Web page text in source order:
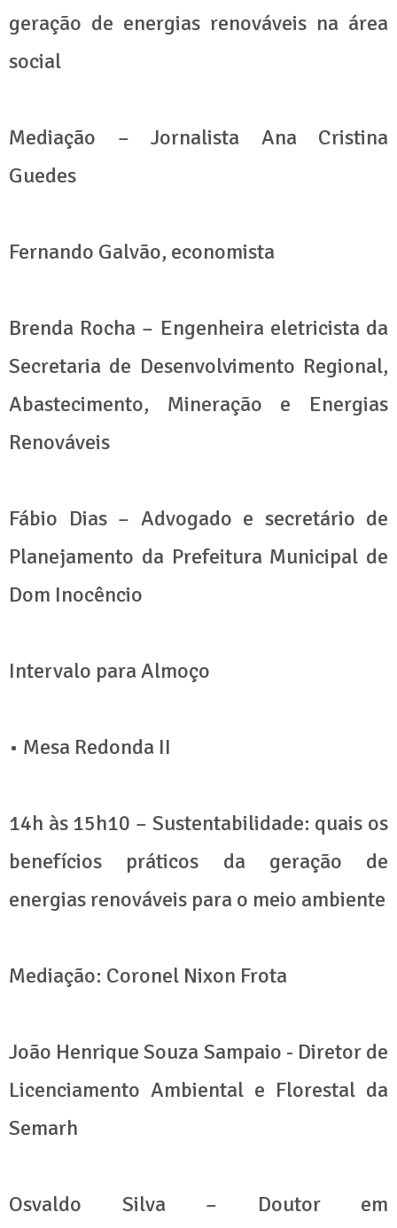
geração de energias renováveis na área
social
Mediação – Jornalista Ana Cristina
Guedes
Fernando Galvão, economista
Brenda Rocha – Engenheira eletricista da
Secretaria de Desenvolvimento Regional,
Abastecimento, Mineração e Energias
Renováveis
Fábio Dias – Advogado e secretário de
Planejamento da Prefeitura Municipal de
Dom Inocêncio
Intervalo para Almoço
• Mesa Redonda II
14h às 15h10 – Sustentabilidade: quais os
benefícios práticos da geração de
energias renováveis para o meio ambiente
Mediação: Coronel Nixon Frota
João Henrique Souza Sampaio - Diretor de
Licenciamento Ambiental e Florestal da
Semarh
Osvaldo Silva – Doutor em